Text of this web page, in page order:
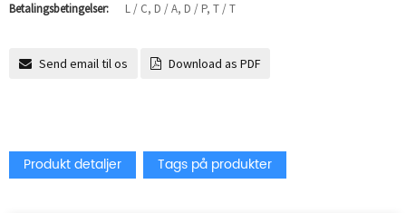
Betalingsbetingelser:
L / C, D / A, D / P, T / T
Send email til os Download as PDF
Produkt detaljer Tags på produkter